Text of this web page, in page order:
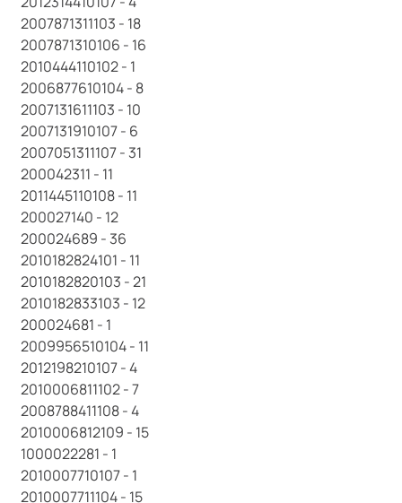
2007871311103 - 18
2007871310106 - 16
2010444110102 - 1
2006877610104 - 8
2007131611103 - 10
2007131910107 - 6
2007051311107 - 31
200042311 - 11
2011445110108 - 11
200027140 - 12
200024689 - 36
2010182824101 - 11
2010182820103 - 21
2010182833103 - 12
200024681 - 1
2009956510104 - 11
2012198210107 - 4
2010006811102 - 7
2008788411108 - 4
2010006812109 - 15
1000022281 - 1
2010007710107 - 1
2010007711104 - 15